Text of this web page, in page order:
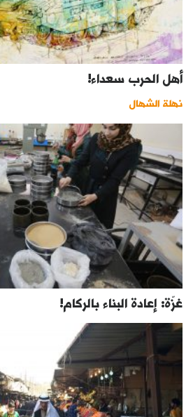
أهل الحرب سعداء!
نهلة الشهال
غزّة: إعادة البناء بالركام!